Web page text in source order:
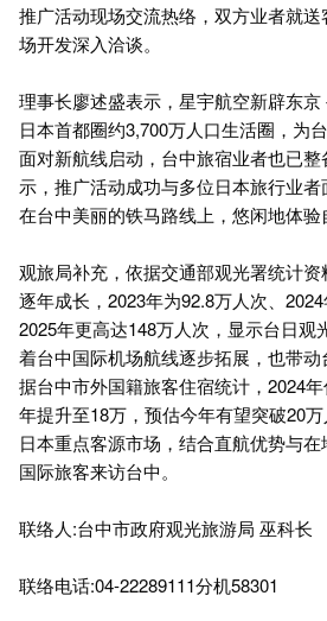
推广活动现场交流热络，双方业者就
场开发深入洽谈。
理事长廖述盛表示，星宇航空新辟东
日本首都圈约3,700万人口生活圈，为
面对新航线启动，台中旅宿业者也已
示，推广活动成功与多位日本旅行业
在台中美丽的铁马路线上，悠闲地体验
观旅局补充，依据交通部观光署统计
逐年成长，2023年为92.8万人次、
2025年更高达148万人次，显示台日观
着台中国际机场航线逐步拓展，也带
据台中市外国籍旅客住宿统计，2024
年提升至18万，预估今年有望突破20
日本重点客源市场，结合直航优势与
国际旅客来访台中。
联络人:台中市政府观光旅游局 巫科长
联络电话:04-22289111分机58301